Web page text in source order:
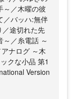
～／木曜の彼
／バッハ:無伴
途切れた先
／糸電話 ～
ナログ ～木
クな小品 第1
Version